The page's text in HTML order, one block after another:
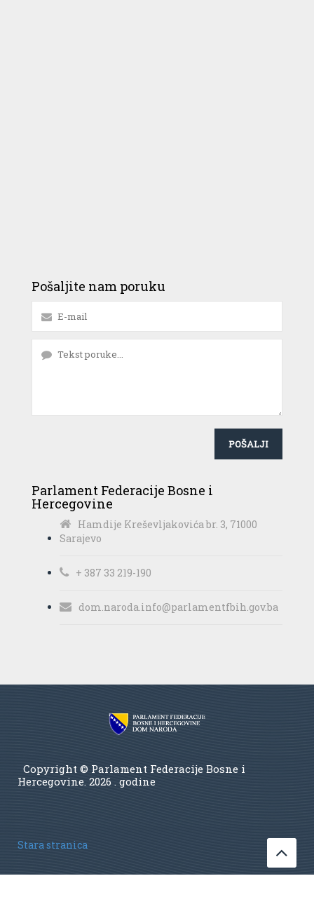
Pošaljite nam poruku
Parlament Federacije Bosne i
Hercegovine
Hamdije Kreševljakovića br. 3, 71000
Sarajevo
+ 387 33 219-190
dom.naroda.info@parlamentfbih.gov.ba
Copyright © Parlament Federacije Bosne i
Hercegovine. 2026 . godine
Stara stranica